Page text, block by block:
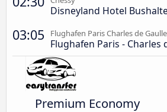
Disneyland Hotel
03:05 Flughafen Paris Charles de Gaulle
Flughafen Paris - Charles
Premium Economy